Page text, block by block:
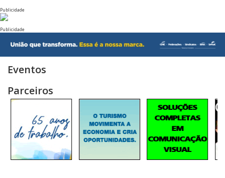
Publicidade
Publicidade
Eventos
Parceiros